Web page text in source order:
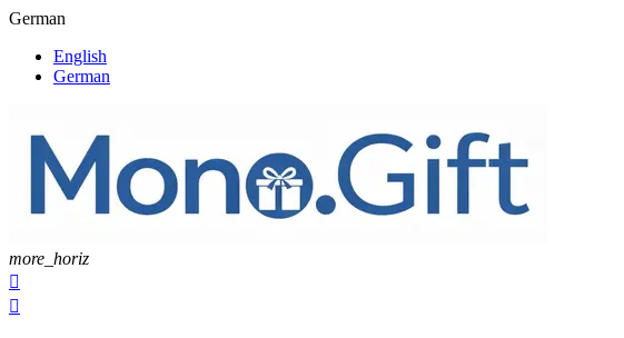
German
English
German
more_horiz

